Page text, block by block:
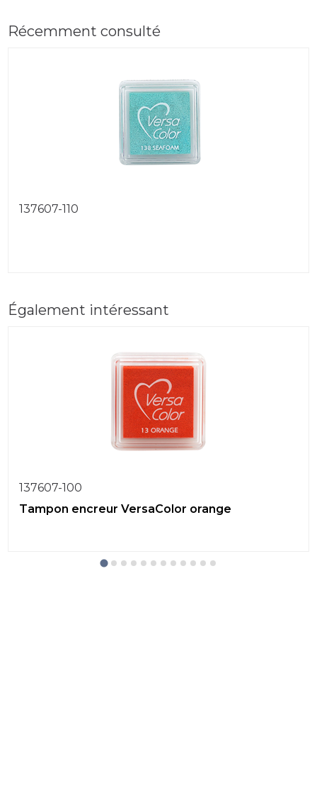
Récemment consulté
137607-110
Également intéressant
137607-100
Tampon encreur VersaColor orange